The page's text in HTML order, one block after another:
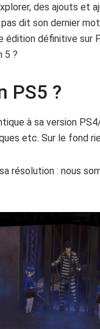
des ajouts et
dit son dernier
édition définitive sur
5 ?
PS5 ?
à sa version
etc. Sur le fond
résolution : nous